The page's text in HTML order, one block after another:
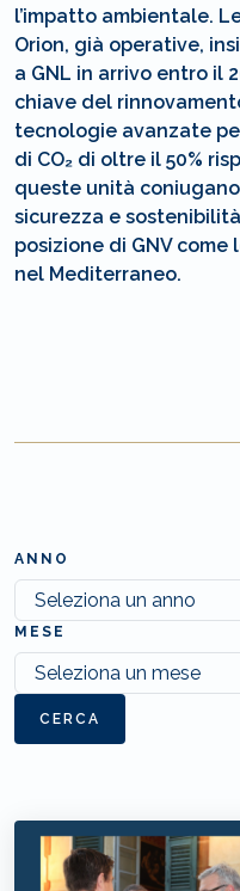
l’impatto ambientale.
Orion, già operative,
a GNL in arrivo entro il
chiave del
tecnologie avanzate
di CO₂ di oltre il 50%
queste unità
sicurezza e
posizione di GNV
nel Mediterraneo.
ANNO
MESE
CERCA